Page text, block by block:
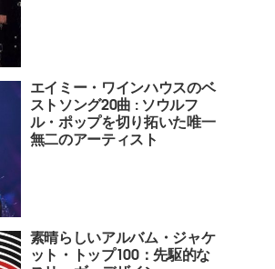
エイミー・ワインハウスのベ
ストソング20曲 : ソウルフ
ル・ポップを切り拓いた唯一
無二のアーティスト
素晴らしいアルバム・ジャケ
ット・トップ100：先駆的な